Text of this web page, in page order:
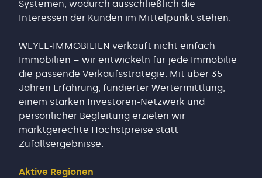
Systemen, wodurch ausschließlich die
Interessen der Kunden im Mittelpunkt stehen.
WEYEL-IMMOBILIEN verkauft nicht einfach
Immobilien – wir entwickeln für jede Immobilie
die passende Verkaufsstrategie. Mit über 35
Jahren Erfahrung, fundierter Wertermittlung,
einem starken Investoren-Netzwerk und
persönlicher Begleitung erzielen wir
marktgerechte Höchstpreise statt
Zufallsergebnisse.
Aktive Regionen